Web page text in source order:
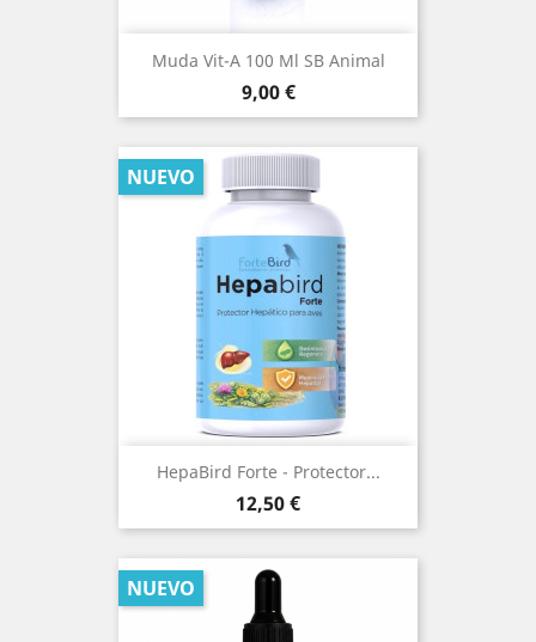
Muda Vit-A 100 Ml SB Animal
Precio
9,00 €
HepaBird Forte - Protector...
Precio
12,50 €
NUEVO
NUEVO